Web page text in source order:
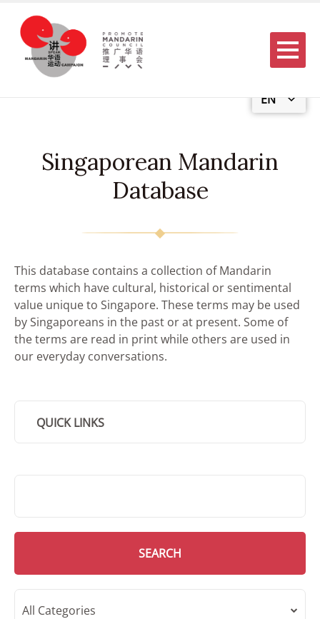
EN
Menu
Singaporean Mandarin
Database
This database contains a collection of Mandarin
terms which have cultural, historical or sentimental
value unique to Singapore. These terms may be used
by Singaporeans in the past or at present. Some of
the terms are read in print while others are used in
our everyday conversations.
QUICK LINKS
SEARCH
All Categories